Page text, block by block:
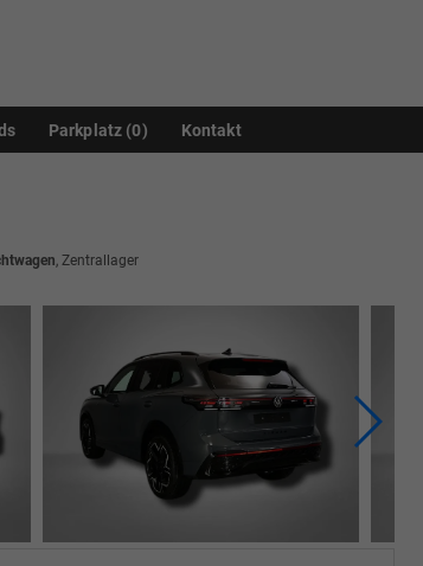
Parkplatz (0) Kontakt
, Zentrallager